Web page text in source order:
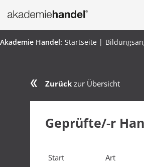
Startseite
Zurück zur Übersicht
Geprüfte/-r
Start Art